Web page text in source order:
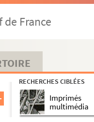
France
RECHERCHES CIBLÉES
Imprimés
multimédia
1788].
le 10 may [1788].
au pred. de St Caprais.
may 1788.
1788.
du 5 mai 1788.
par les notables